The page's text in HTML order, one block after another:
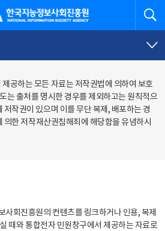
정보사회진흥원
공하는 모든 자료는 저작권법에 의하여 보호
는 출처를 명시한 경우를 제외하고는 원칙적으
작권이 있으며 이를 무단 복제, 배포하는 경
한 저작재산권침해죄에 해당함을 유념하시
사회진흥원의 컨텐츠를 링크하거나 인용, 복제
때와 통합전자 민원창구에서 제공하는 자료로